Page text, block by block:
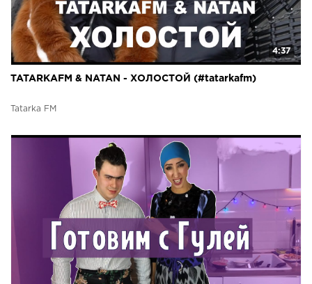
4:37
TATARKAFM & NATAN - ХОЛОСТОЙ (#tatarkafm)
Tatarka FM